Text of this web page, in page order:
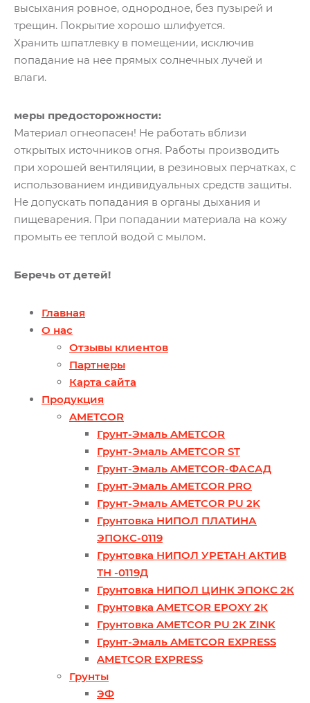
высыхания ровное, однородное, без пузырей и
трещин. Покрытие хорошо шлифуется.
Хранить шпатлевку в помещении, исключив
попадание на нее прямых солнечных лучей и
влаги.
меры предосторожности:
Материал огнеопасен! Не работать вблизи
открытых источников огня. Работы производить
при хорошей вентиляции, в резиновых перчатках, с
использованием индивидуальных средств защиты.
Не допускать попадания в органы дыхания и
пищеварения. При попадании материала на кожу
промыть ее теплой водой с мылом.
Беречь от детей!
Главная
О нас
Отзывы клиентов
Партнеры
Карта сайта
Продукция
AMETCOR
Грунт-Эмаль AMETCOR
Грунт-Эмаль AMETCOR ST
Грунт-Эмаль AMETCOR-ФАСАД
Грунт-Эмаль AMETCOR PRO
Грунт-Эмаль AMETCOR PU 2K
Грунтовка НИПОЛ ПЛАТИНА
ЭПОКС-0119
Грунтовка НИПОЛ УРЕТАН АКТИВ
ТН -0119Д
Грунтовка НИПОЛ ЦИНК ЭПОКС 2К
Грунтовка AMETCOR EPOXY 2К
Грунтовка AMETCOR PU 2К ZINK
Грунт-Эмаль AMETCOR ЕХPRESS
AMETCOR ЕХPRESS
Грунты
ЭФ